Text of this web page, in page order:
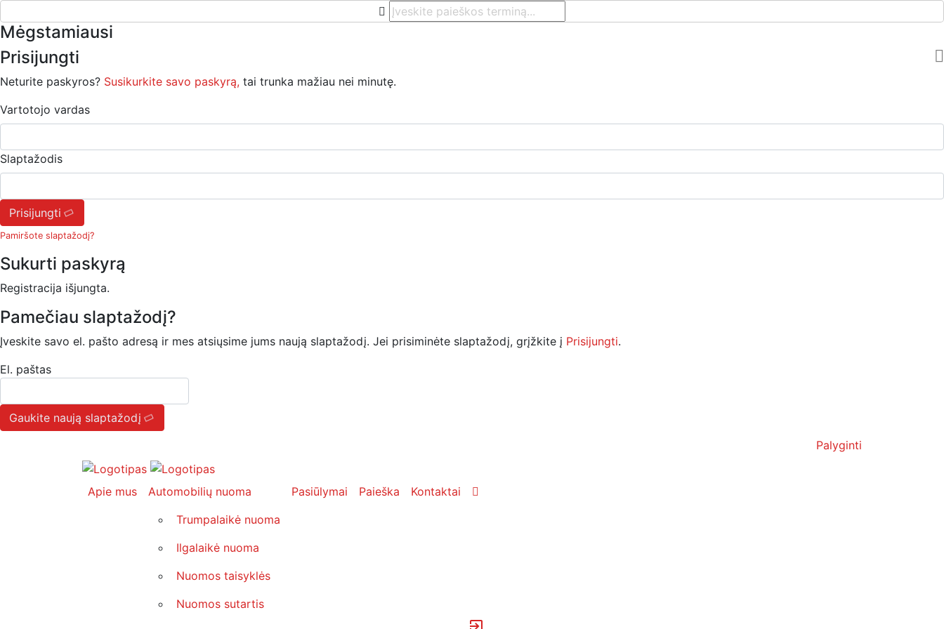
Mėgstamiausi
Prisijungti
Neturite paskyros? Susikurkite savo paskyrą, tai trunka mažiau nei minutę.
Vartotojo vardas
Slaptažodis
Prisijungti
Pamiršote slaptažodį?
Sukurti paskyrą
Registracija išjungta.
Pamečiau slaptažodį?
Įveskite savo el. pašto adresą ir mes atsiųsime jums naują slaptažodį. Jei prisiminėte slaptažodį, grįžkite į Prisijungti.
El. paštas
Gaukite naują slaptažodį
Palyginti
Apie mus
Automobilių nuoma
Trumpalaikė nuoma
Ilgalaikė nuoma
Nuomos taisyklės
Nuomos sutartis
Pasiūlymai Paieška Kontaktai